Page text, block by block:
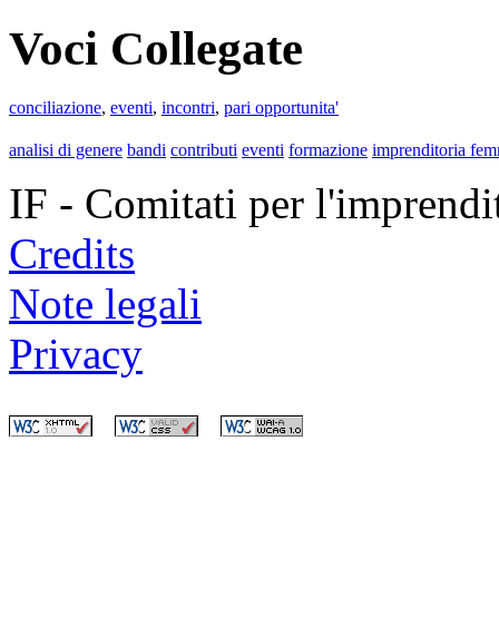
Voci Collegate
conciliazione, eventi, incontri, pari opportunita'
analisi di genere bandi contributi eventi formazione imprenditoria
IF - Comitati per
Credits
Note legali
Privacy